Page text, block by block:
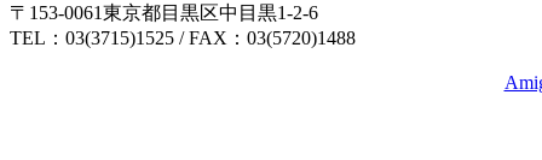
〒153-0061東京都目黒区中目黒1-2-6
TEL：03(3715)1525 / FAX：03(5720)1488